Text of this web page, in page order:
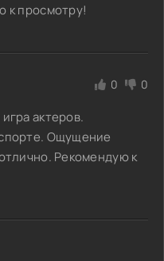
к просмотру!
0 0
актеров.
Ощущение
Рекомендую к